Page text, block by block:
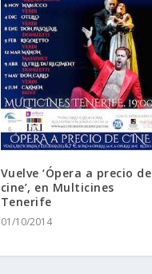
Vuelve ‘Ópera a precio de
cine’, en Multicines
Tenerife
01/10/2014